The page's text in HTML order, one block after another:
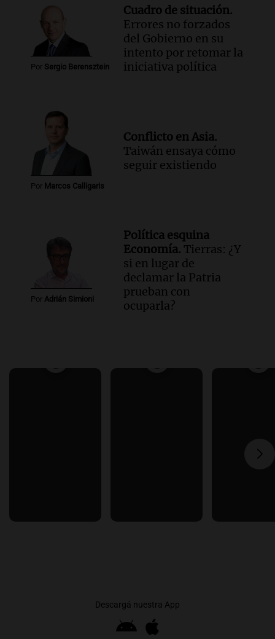
Una mañana para todos
Episodios
Audio.
Chile planteó mejorar la
conectividad fronteriza, aérea y digital
con Jujuy
Por Sergio Berensztein
Cuadro de situación.
Errores no forzados
del Gobierno en su
intento por retomar la
iniciativa política
Por Marcos Calligaris
Conflicto en Asia.
Taiwán ensaya cómo
seguir existiendo
Por Adrián Simioni
Política esquina
Economía. Tierras: ¿Y
si en lugar de
declamar la Patria
prueban con
ocuparla?
Descargá nuestra App